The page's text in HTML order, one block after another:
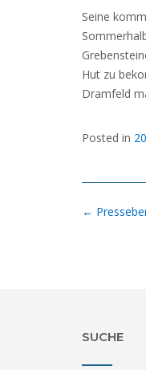
Seine
Hut zu
Dramfeld
Posted in
Post
←
SUCHE